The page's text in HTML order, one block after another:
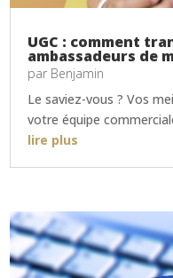
UGC : comment
ambassadeurs de
par Benjamin
Le saviez-vous ? Vos
votre équipe
lire plus